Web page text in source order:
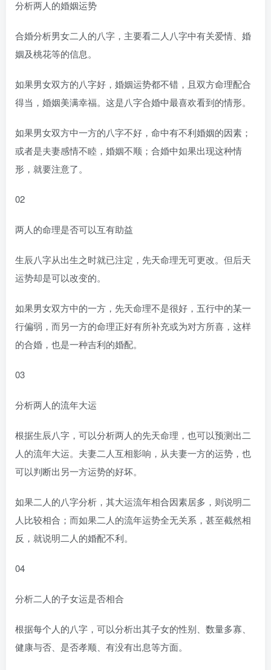
分析两人的婚姻运势
合婚分析男女二人的八字，主要看二人八字中有关爱情、婚
姻及桃花等的信息。
如果男女双方的八字好，婚姻运势都不错，且双方命理配合
得当，婚姻美满幸福。这是八字合婚中最喜欢看到的情形。
如果男女双方中一方的八字不好，命中有不利婚姻的因素；
或者是夫妻感情不睦，婚姻不顺；合婚中如果出现这种情
形，就要注意了。
02
两人的命理是否可以互有助益
生辰八字从出生之时就已注定，先天命理无可更改。但后天
运势却是可以改变的。
如果男女双方中的一方，先天命理不是很好，五行中的某一
行偏弱，而另一方的命理正好有所补充或为对方所喜，这样
的合婚，也是一种吉利的婚配。
03
分析两人的流年大运
根据生辰八字，可以分析两人的先天命理，也可以预测出二
人的流年大运。夫妻二人互相影响，从夫妻一方的运势，也
可以判断出另一方运势的好坏。
如果二人的八字分析，其大运流年相合因素居多，则说明二
人比较相合；而如果二人的流年运势全无关系，甚至截然相
反，就说明二人的婚配不利。
04
分析二人的子女运是否相合
根据每个人的八字，可以分析出其子女的性别、数量多寡、
健康与否、是否孝顺、有没有出息等方面。